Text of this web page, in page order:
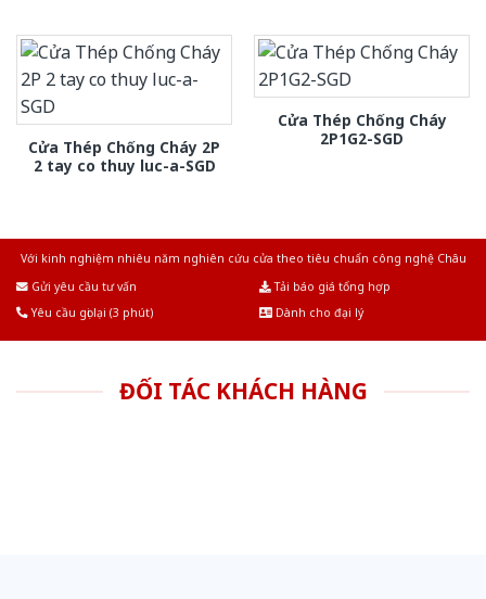
Cửa Thép Chống Cháy 2P
2 tay co thuy luc-a-SGD
Cửa Thép Chống Cháy
2P1G2-SGD
Với kinh nghiệm nhiêu năm nghiên cứu cửa theo tiêu chuẩn công nghệ Châu
Gửi yêu cầu tư vấn
Tải báo giá tổng hợp
Yêu cầu gọi lại (3 phút)
Dành cho đại lý
ĐỐI TÁC KHÁCH HÀNG